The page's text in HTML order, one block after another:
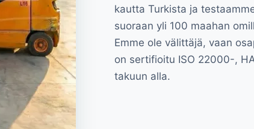
kautta Turkista ja
suoraan yli 100 maahan
Emme ole välittäjä, vaan
on sertifioitu ISO 22000-,
takuun alla.